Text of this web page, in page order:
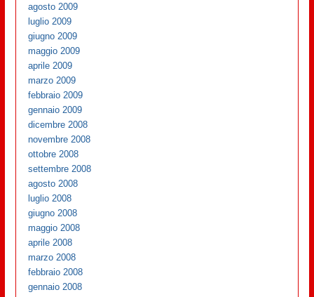
agosto 2009
luglio 2009
giugno 2009
maggio 2009
aprile 2009
marzo 2009
febbraio 2009
gennaio 2009
dicembre 2008
novembre 2008
ottobre 2008
settembre 2008
agosto 2008
luglio 2008
giugno 2008
maggio 2008
aprile 2008
marzo 2008
febbraio 2008
gennaio 2008